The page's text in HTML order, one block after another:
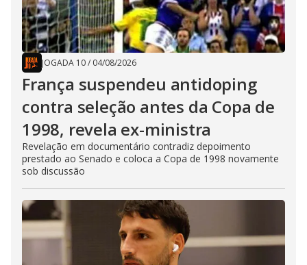
JOGADA 10/ 04/08/2026
França suspendeu antidoping
contra seleção antes da Copa de
1998, revela ex-ministra
Revelação em documentário contradiz depoimento
prestado ao Senado e coloca a Copa de 1998 novamente
sob discussão